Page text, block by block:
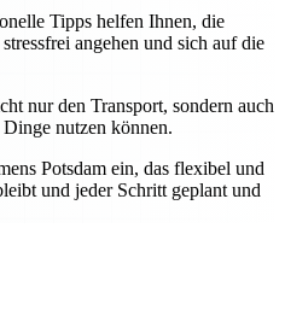
Tipps helfen Ihnen, die
angehen und sich auf die
nur den Transport, sondern auch
nutzen können.
Potsdam ein, das flexibel und
und jeder Schritt geplant und